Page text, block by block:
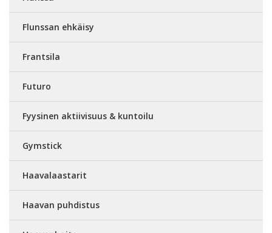
Flunssan ehkäisy
Frantsila
Futuro
Fyysinen aktiivisuus & kuntoilu
Gymstick
Haavalaastarit
Haavan puhdistus